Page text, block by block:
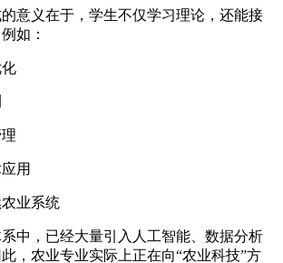
义在于，学生不仅学习理论，还能接
如：
用
业系统
，已经大量引入人工智能、数据分析
，农业专业实际上正在向“农业科技”方